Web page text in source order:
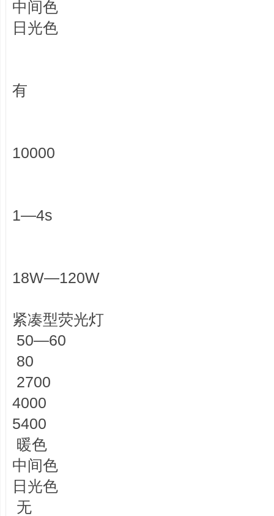
中间色
日光色
有
10000
1—4s
18W—120W
紧凑型荧光灯
50—60
80
2700
4000
5400
暖色
中间色
日光色
无